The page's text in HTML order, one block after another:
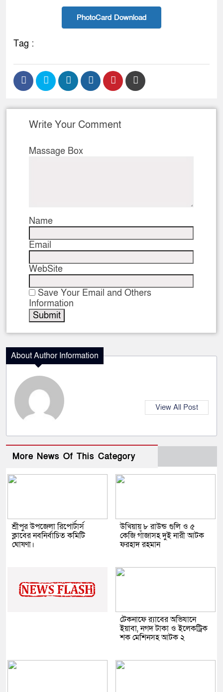
PhotoCard Download
Tag :
Write Your Comment
Massage Box
Name
Email
WebSite
Save Your Email and Others
Information
About Author Information
View All Post
More News Of This Category
শ্রীপুর উপজেলা রিপোর্টার্স
ক্লাবের নবনির্বাচিত কমিটি
ঘোষণা।
উখিয়ায় ৮ রাউন্ড গুলি ও ৫
কেজি গাঁজাসহ দুই নারী আটক
ফরহাদ রহমান
টেকনাফে র‌্যাবের অভিযানে
ইয়াবা, নগদ টাকা ও ইলেকট্রিক
শক মেশিনসহ আটক ২